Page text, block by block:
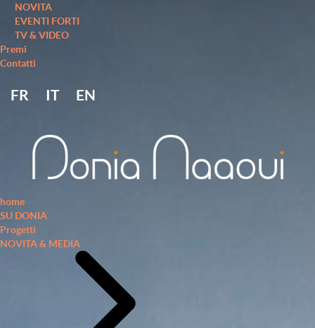
NOVITA
EVENTI FORTI
TV & VIDEO
Premi
Contatti
FR IT EN
home
SU DONIA
Progetti
NOVITA & MEDIA